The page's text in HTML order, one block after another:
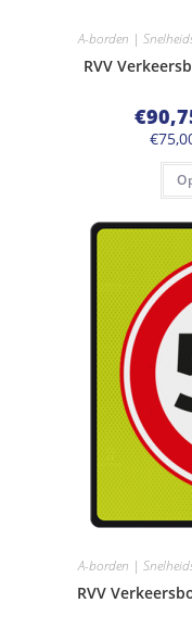
A-borden |
RVV
€
€
A-borden |
RVV